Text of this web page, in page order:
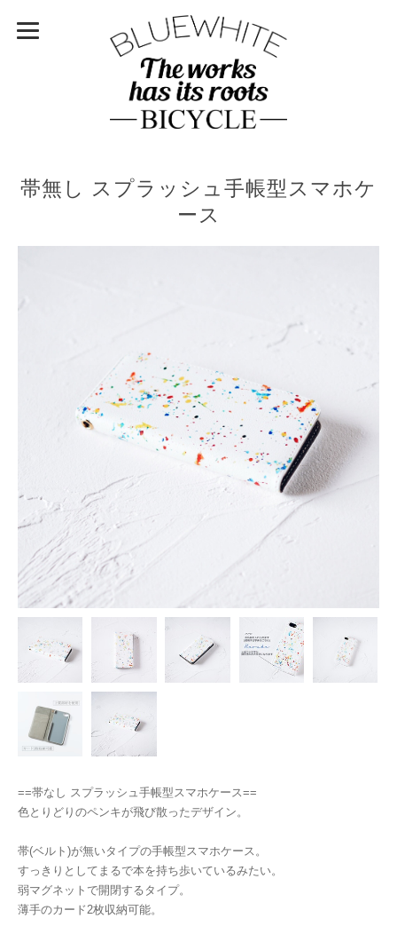
帯無し スプラッシュ手帳型スマホケ
ース
==帯なし スプラッシュ手帳型スマホケース==
色とりどりのペンキが飛び散ったデザイン。
帯(ベルト)が無いタイプの手帳型スマホケース。
すっきりとしてまるで本を持ち歩いているみたい。
弱マグネットで開閉するタイプ。
薄手のカード2枚収納可能。